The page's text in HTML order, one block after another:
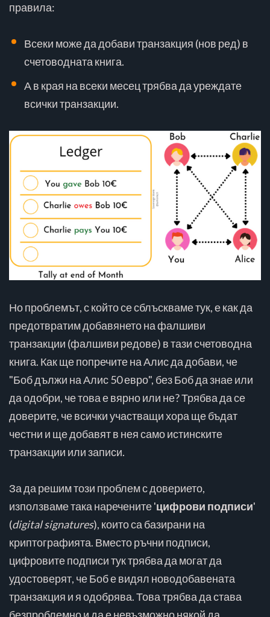
правила:
Всеки може да добави транзакция (нов ред) в
счетоводната книга.
А в края на всеки месец трябва да уреждате
всички транзакции.
Но проблемът, с който се сблъскваме тук, е как да
предотвратим добавянето на фалшиви
транзакции (фалшиви редове) в тази счетоводна
книга. Как ще попречите на Алис да добави, че
"Боб дължи на Алис 50 евро", без Боб да знае или
да одобри, че това е вярно или не? Трябва да се
доверите, че всички участващи хора ще бъдат
честни и ще добавят в нея само истинските
транзакции или записи.
За да решим този проблем с доверието,
използваме така наречените 'цифрови подписи'
(digital signatures), които са базирани на
криптографията. Вместо ръчни подписи,
цифровите подписи тук трябва да могат да
удостоверят, че Боб е видял новодобавената
транзакция и я одобрява. Това трябва да става